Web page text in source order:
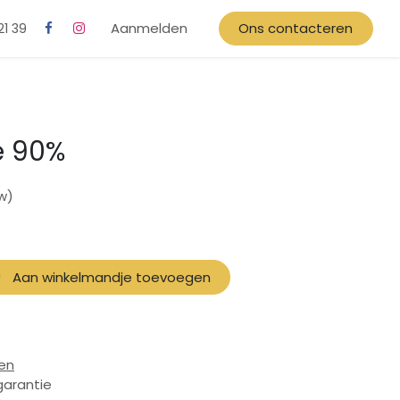
39 Aanmelden Ons contacteren
90%
Aan winkelmandje toevoegen